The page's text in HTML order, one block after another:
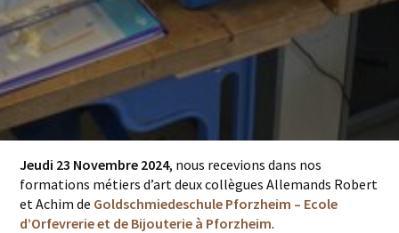
Jeudi 23 Novembre 2024, nous recevions dans nos
formations métiers d’art deux collègues Allemands Robert
et Achim de Goldschmiedeschule Pforzheim – Ecole
d’Orfevrerie et de Bijouterie à Pforzheim.